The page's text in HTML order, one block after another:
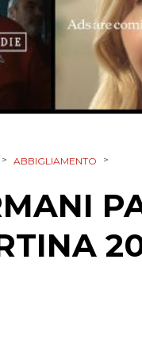
> ABBIGLIAMENTO >